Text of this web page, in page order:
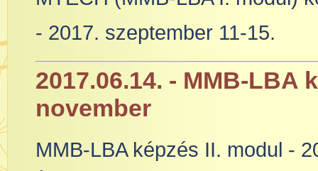
- 2017. szeptember 11-15.
2017.06.14. - MMB-LBA
november
MMB-LBA képzés II. modul -